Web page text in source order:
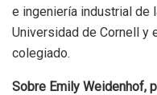
e ingeniería industrial de
Universidad de Cornell y
colegiado.
Sobre Emily Weidenhof,